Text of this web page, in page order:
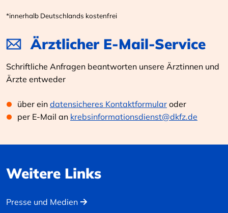
*innerhalb Deutschlands kostenfrei
Ärztlicher E-Mail-Service
Schriftliche Anfragen beantworten unsere Ärztinnen und
Ärzte entweder
über ein datensicheres Kontaktformular oder
per E-Mail an krebsinformationsdienst@dkfz.de
Weitere Links
Presse und Medien